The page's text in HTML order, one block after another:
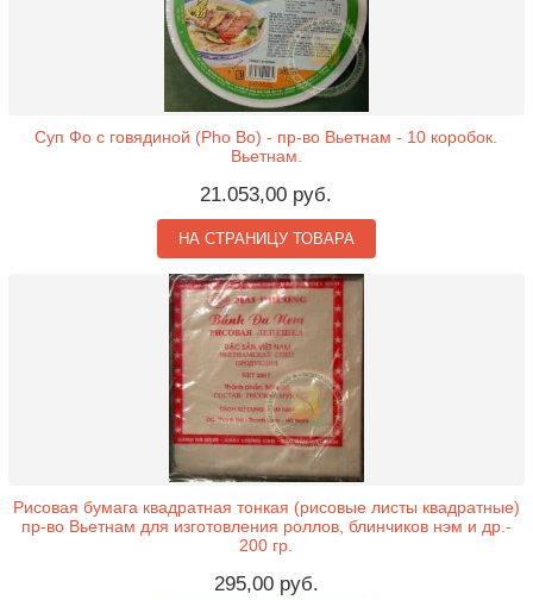
Суп Фо с говядиной (Pho Bo) - пр-во Вьетнам - 10 коробок.
Вьетнам.
21.053,00 руб.
НА СТРАНИЦУ ТОВАРА
Рисовая бумага квадратная тонкая (рисовые листы квадратные)
пр-во Вьетнам для изготовления роллов, блинчиков нэм и др.-
200 гр.
295,00 руб.